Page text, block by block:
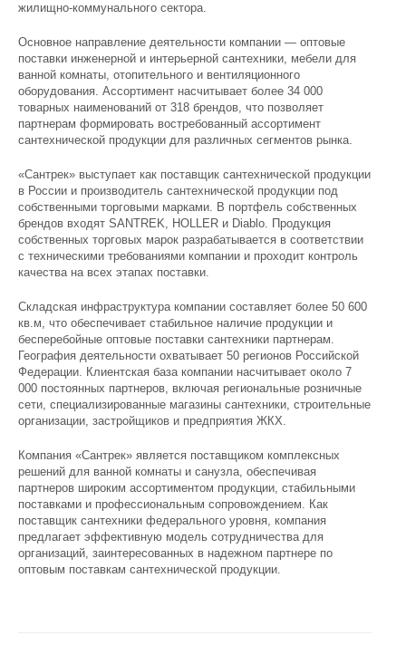
жилищно-коммунального сектора.
Основное направление деятельности компании — оптовые
поставки инженерной и интерьерной сантехники, мебели для
ванной комнаты, отопительного и вентиляционного
оборудования. Ассортимент насчитывает более 34 000
товарных наименований от 318 брендов, что позволяет
партнерам формировать востребованный ассортимент
сантехнической продукции для различных сегментов рынка.
«Сантрек» выступает как поставщик сантехнической продукции
в России и производитель сантехнической продукции под
собственными торговыми марками. В портфель собственных
брендов входят SANTREK, HOLLER и Diablo. Продукция
собственных торговых марок разрабатывается в соответствии
с техническими требованиями компании и проходит контроль
качества на всех этапах поставки.
Складская инфраструктура компании составляет более 50 600
кв.м, что обеспечивает стабильное наличие продукции и
бесперебойные оптовые поставки сантехники партнерам.
География деятельности охватывает 50 регионов Российской
Федерации. Клиентская база компании насчитывает около 7
000 постоянных партнеров, включая региональные розничные
сети, специализированные магазины сантехники, строительные
организации, застройщиков и предприятия ЖКХ.
Компания «Сантрек» является поставщиком комплексных
решений для ванной комнаты и санузла, обеспечивая
партнеров широким ассортиментом продукции, стабильными
поставками и профессиональным сопровождением. Как
поставщик сантехники федерального уровня, компания
предлагает эффективную модель сотрудничества для
организаций, заинтересованных в надежном партнере по
оптовым поставкам сантехнической продукции.